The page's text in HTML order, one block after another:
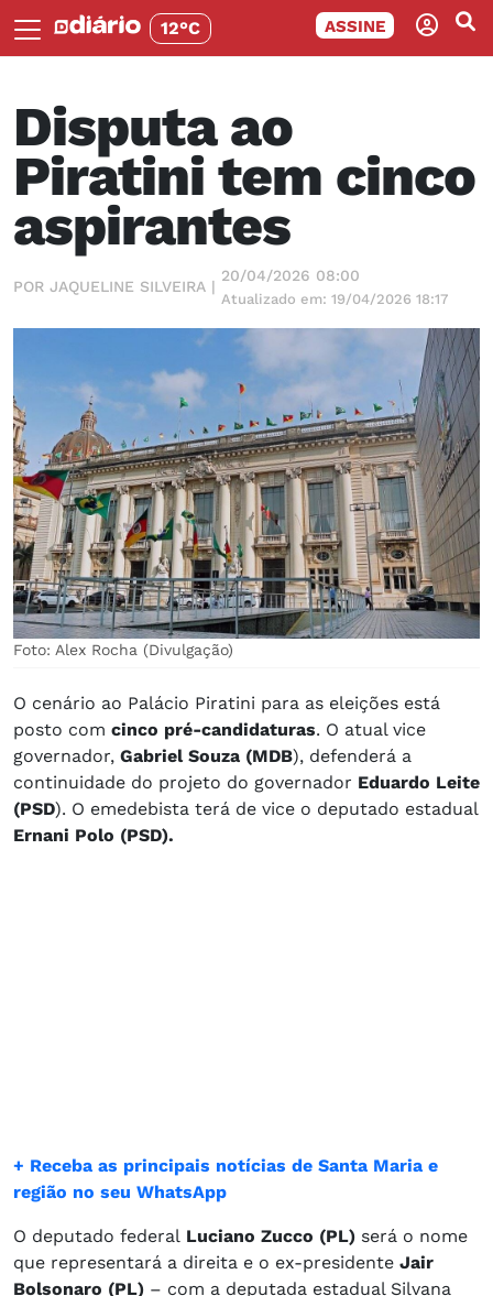
12°C ASSINE
Disputa ao
Piratini tem cinco
aspirantes
POR JAQUELINE SILVEIRA |
20/04/2026 08:00
Atualizado em: 19/04/2026 18:17
Foto: Alex Rocha (Divulgação)
O cenário ao Palácio Piratini para as eleições está
posto com cinco pré-candidaturas. O atual vice
governador, Gabriel Souza (MDB), defenderá a
continuidade do projeto do governador Eduardo Leite
(PSD). O emedebista terá de vice o deputado estadual
Ernani Polo (PSD).
+ Receba as principais notícias de Santa Maria e
região no seu WhatsApp
O deputado federal Luciano Zucco (PL) será o nome
que representará a direita e o ex-presidente Jair
Bolsonaro (PL) – com a deputada estadual Silvana